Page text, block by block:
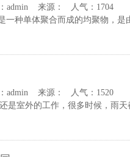
admin 来源： 人气：1704
种单体聚合而成的均聚物，是
admin 来源： 人气：1520
室外的工作，很多时候，雨天